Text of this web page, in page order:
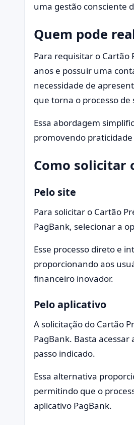
uma gestão consciente
Quem pode
Para requisitar o Cartão
anos e possuir uma
necessidade de
que torna o processo
Essa abordagem
promovendo
Como solicitar
Pelo site
Para solicitar o Cartão
PagBank, selecionar a
Esse processo direto e
proporcionando aos
financeiro inovador.
Pelo aplicativo
A solicitação do Cartão
PagBank. Basta
passo indicado.
Essa alternativa
permitindo que o
aplicativo PagBank.